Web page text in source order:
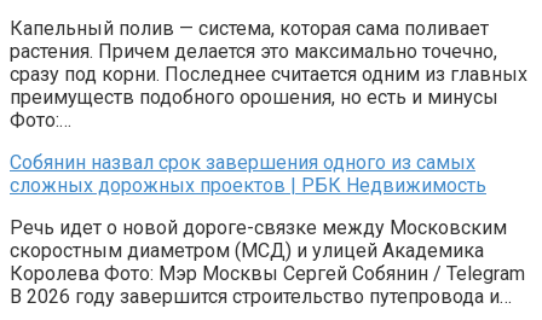
Капельный полив — система, которая сама поливает
растения. Причем делается это максимально точечно,
сразу под корни. Последнее считается одним из главных
преимуществ подобного орошения, но есть и минусы
Фото:…
Собянин назвал срок завершения одного из самых
сложных дорожных проектов | РБК Недвижимость
Речь идет о новой дороге-связке между Московским
скоростным диаметром (МСД) и улицей Академика
Королева Фото: Мэр Москвы Сергей Собянин / Telegram
В 2026 году завершится строительство путепровода и…